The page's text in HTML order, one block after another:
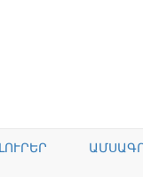
ԼՈՒՐԵՐ